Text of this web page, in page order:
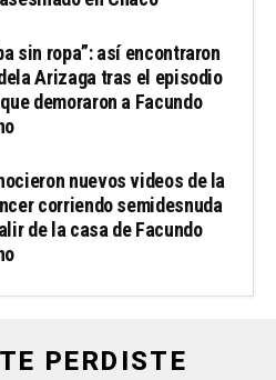
sin ropa”: así encontraron
Arizaga tras el episodio
demoraron a Facundo
nuevos videos de la
corriendo semidesnuda
de la casa de Facundo
PERDISTE